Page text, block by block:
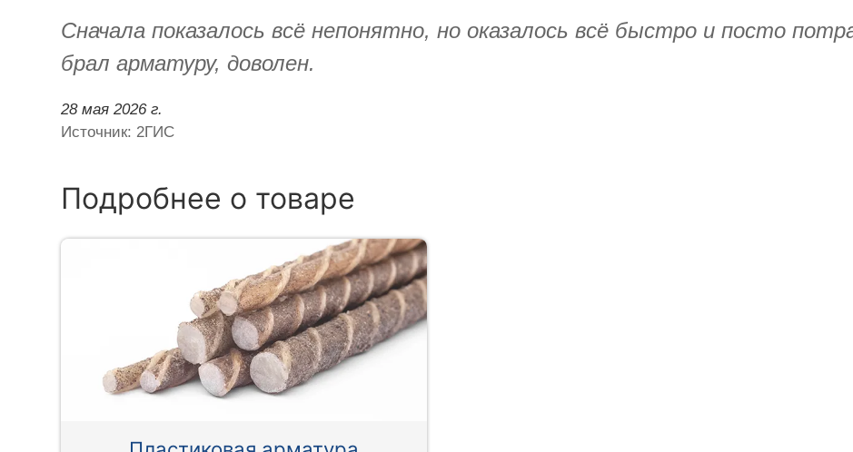
Сначала показалось всё непонятно, но оказалось всё быстро и посто
брал арматуру, доволен.
28 мая 2026 г.
Источник: 2ГИС
Подробнее о товаре